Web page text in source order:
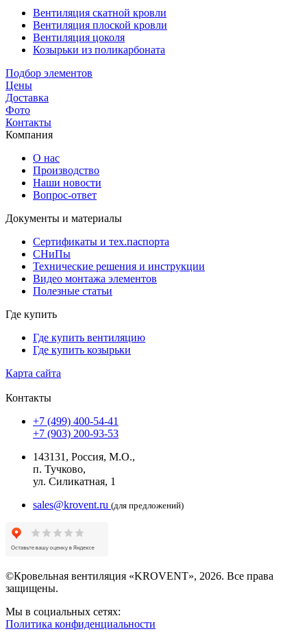
Вентиляция скатной кровли
Вентиляция плоской кровли
Вентиляция цоколя
Козырьки из поликарбоната
Подбор элементов
Цены
Доставка
Фото
Контакты
Компания
О нас
Производство
Наши новости
Вопрос-ответ
Документы и материалы
Сертификаты и тех.паспорта
СНиПы
Технические решения и инструкции
Видео монтажа элементов
Полезные статьи
Где купить
Где купить вентиляцию
Где купить козырьки
Карта сайта
Контакты
+7 (499) 400-54-41
+7 (903) 200-93-53
143131, Россия, М.О.,
п. Тучково,
ул. Силикатная, 1
sales@krovent.ru (для предложений)
©Кровельная вентиляция «KROVENT», 2026. Все права
защищены.
Мы в социальных сетях:
Политика конфиденциальности